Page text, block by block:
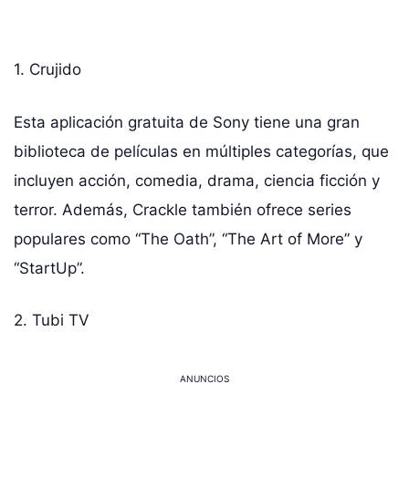
1. Crujido
Esta aplicación gratuita de Sony tiene una gran
biblioteca de películas en múltiples categorías, que
incluyen acción, comedia, drama, ciencia ficción y
terror. Además, Crackle también ofrece series
populares como “The Oath”, “The Art of More” y
“StartUp”.
2. Tubi TV
ANUNCIOS